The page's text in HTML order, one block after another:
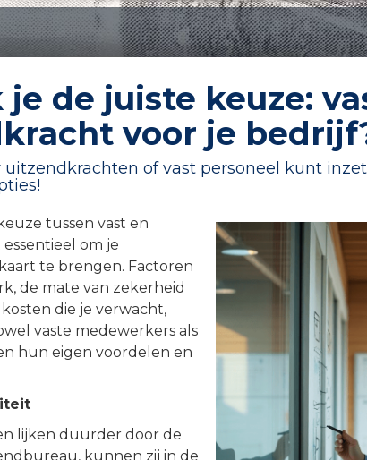
je de juiste keuze:
voor je
of vast personeel kunt
tussen vast en
om je
te brengen. Factoren
de mate van zekerheid
die je verwacht,
vaste medewerkers als
hun eigen voordelen en
lijken duurder door de
kunnen zij in de